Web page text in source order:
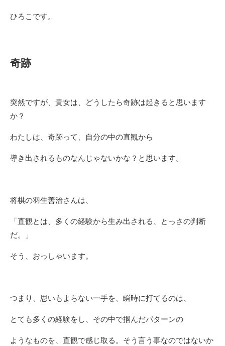
ひろこです。
奇跡
突然ですが、貴女は、どうしたら奇跡は起きると思います
か？
わたしは、奇跡って、自分の中の直観から
導き出されるものなんじゃないかな？と思います。
将棋の羽生善治さんは、
「直観とは、多くの経験から生み出される、とっさの判断
だ。」
そう、おっしゃいます。
つまり、思いもよらない一手を、瞬時に打てるのは、
とても多くの経験をし、その中で掴んだパターンの
ようなものを、直観で感じ取る。そう言う事なのではないか